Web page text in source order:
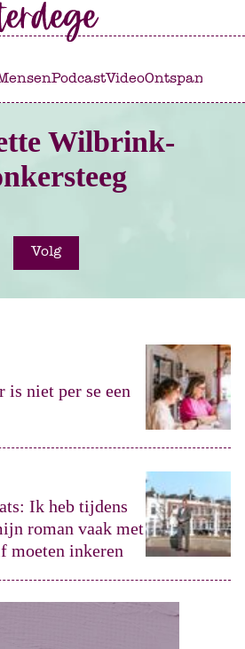
PodcastVideoOntspannen
Wilbrink-
Volg
is niet per se een
Ik heb tijdens
roman vaak met
moeten inkeren